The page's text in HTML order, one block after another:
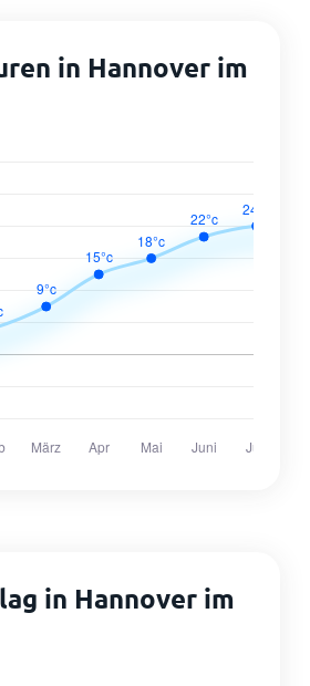
in Hannover im
in Hannover im